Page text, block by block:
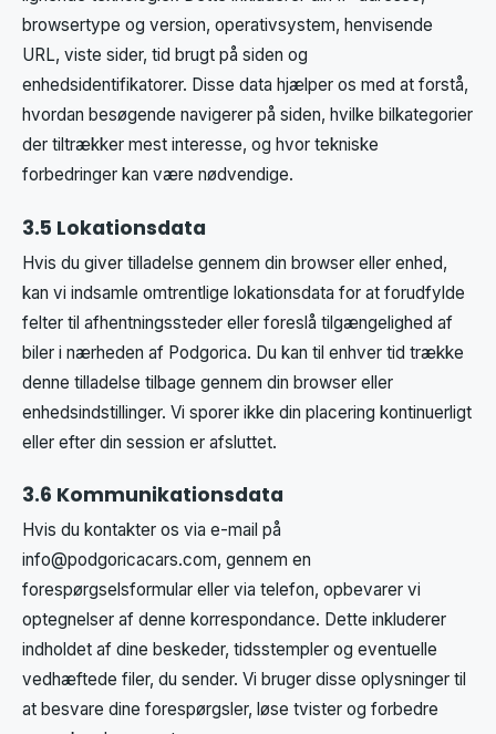
browsertype og version, operativsystem, henvisende
URL, viste sider, tid brugt på siden og
enhedsidentifikatorer. Disse data hjælper os med at forstå,
hvordan besøgende navigerer på siden, hvilke bilkategorier
der tiltrækker mest interesse, og hvor tekniske
forbedringer kan være nødvendige.
3.5 Lokationsdata
Hvis du giver tilladelse gennem din browser eller enhed,
kan vi indsamle omtrentlige lokationsdata for at forudfylde
felter til afhentningssteder eller foreslå tilgængelighed af
biler i nærheden af Podgorica. Du kan til enhver tid trække
denne tilladelse tilbage gennem din browser eller
enhedsindstillinger. Vi sporer ikke din placering kontinuerligt
eller efter din session er afsluttet.
3.6 Kommunikationsdata
Hvis du kontakter os via e-mail på
info@podgoricacars.com, gennem en
forespørgselsformular eller via telefon, opbevarer vi
optegnelser af denne korrespondance. Dette inkluderer
indholdet af dine beskeder, tidsstempler og eventuelle
vedhæftede filer, du sender. Vi bruger disse oplysninger til
at besvare dine forespørgsler, løse tvister og forbedre